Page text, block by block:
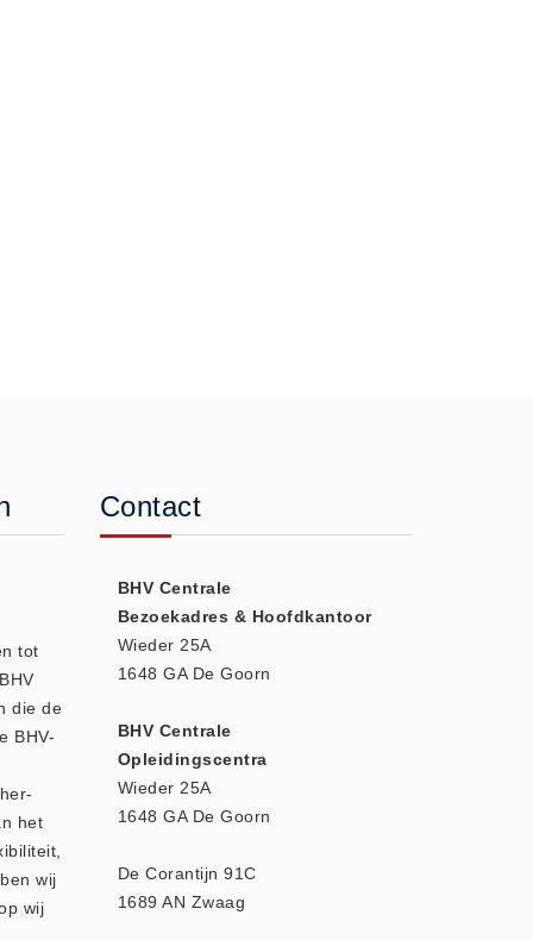
tot
die de
BHV-
het
wij
wij
Contact
BHV Centrale
Bezoekadres & Hoofdkantoor
Wieder 25A
1648 GA De Goorn
BHV Centrale
Opleidingscentra
Wieder 25A
1648 GA De Goorn
De Corantijn 91C
1689 AN Zwaag